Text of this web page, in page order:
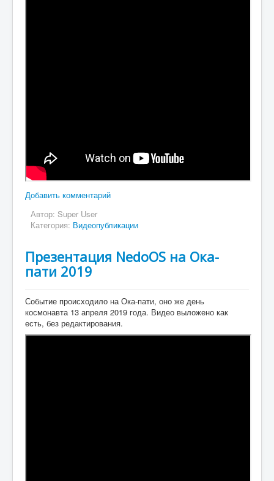
Добавить комментарий
Автор: Super User
Категория: Видеопубликации
Презентация NedoOS на Ока-
пати 2019
Событие происходило на Ока-пати, оно же день
космонавта 13 апреля 2019 года. Видео выложено как
есть, без редактирования.